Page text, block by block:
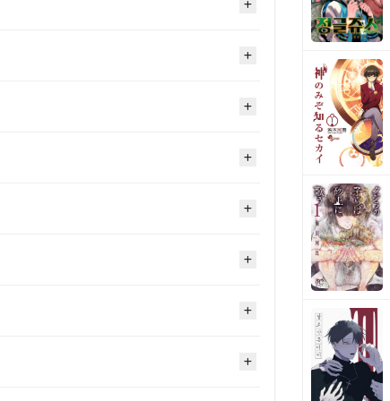
20 Maggio 2026
20 Maggio 2026
20 Maggio 2026
20 Maggio 2026
20 Maggio 2026
20 Maggio 2026
20 Maggio 2026
20 Maggio 2026
20 Maggio 2026
20 Maggio 2026
20 Maggio 2026
20 Maggio 2026
20 Maggio 2026